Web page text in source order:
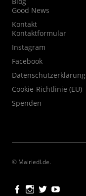
Good News
Kontakt
Kontaktformular
Instagram
Facebook
Datenschutzerklärung
Cookie-Richtlinie (EU)
Spenden
© Mairiedl.de